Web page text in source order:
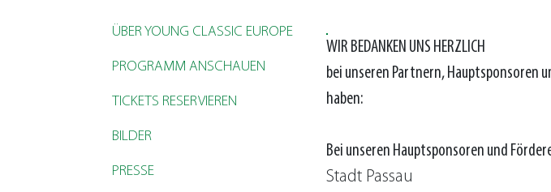
ÜBER YOUNG CLASSIC EUROPE
PROGRAMM ANSCHAUEN
TICKETS RESERVIEREN
BILDER
PRESSE
WIR BEDANKEN UNS HERZLICH
bei unseren Partnern, Hauptsponsoren
haben:
Bei unseren Hauptsponsoren und
Stadt Passau